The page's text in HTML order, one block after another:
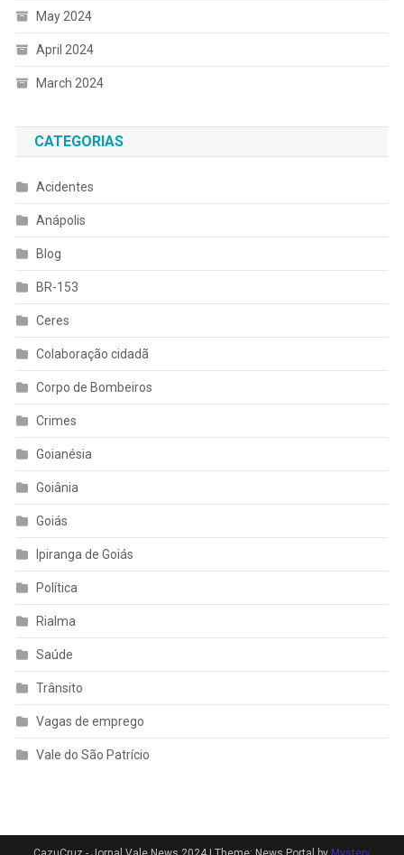
May 2024
April 2024
March 2024
CATEGORIAS
Acidentes
Anápolis
Blog
BR-153
Ceres
Colaboração cidadã
Corpo de Bombeiros
Crimes
Goianésia
Goiânia
Goiás
Ipiranga de Goiás
Política
Rialma
Saúde
Trânsito
Vagas de emprego
Vale do São Patrício